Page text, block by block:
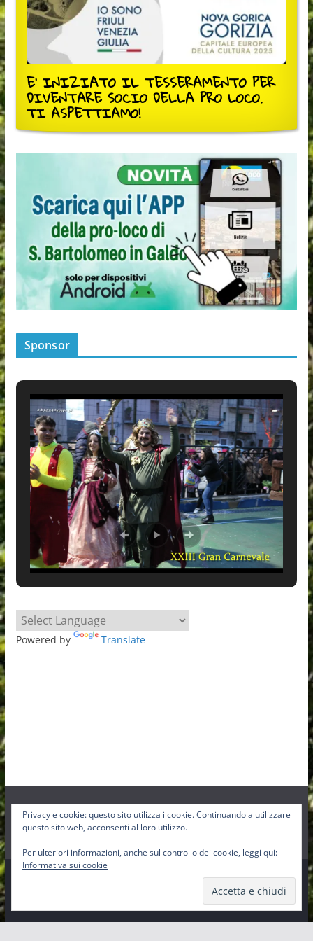
E' INIZIATO IL TESSERAMENTO PER
DIVENTARE SOCIO DELLA PRO LOCO.
TI ASPETTIAMO!
Sponsor
Powered by Translate
Facebook
Instagram
Twitter
. Tutti i diritti riservati.
di ThemeGrill. Powered byWordPress.
Privacy e cookie: questo sito utilizza i cookie. Continuando a utilizzare
questo sito web, acconsenti al loro utilizzo.
Per ulteriori informazioni, anche sul controllo dei cookie, leggi qui:
Informativa sui cookie